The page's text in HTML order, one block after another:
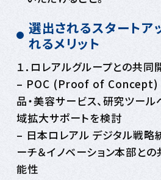
選出されるスタートア
れるメリット
１．ロレアルグループとの共
– POC (Proof of Concept)
品・美容サービス、研究ツー
域拡大サポートを検討
– 日本ロレアル デジタル戦略
ーチ＆イノベーション本部と
能性